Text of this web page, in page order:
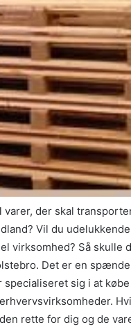
der skal
Vil du
virksomhed? Så skulle
Det er en
sig i at
rette for dig og de